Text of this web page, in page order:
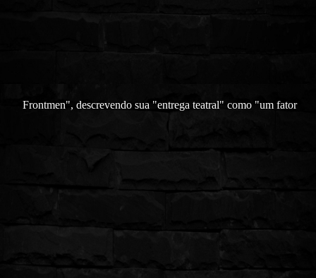
Frontmen", descrevendo sua "entrega teatral" como "um fator